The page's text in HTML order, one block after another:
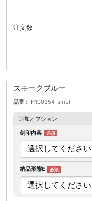
注文数
スモークブルー
品番 H100354-smbl
追加オプション
刻印内容
納品形態E